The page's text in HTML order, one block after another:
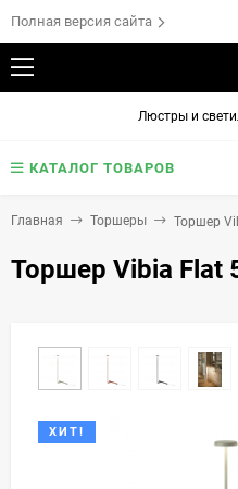
Полная версия сайта
Люстры и
КАТАЛОГ ТОВАРОВ
Главная Торшеры Торшер
Торшер Vibia Flat
ХИТ!